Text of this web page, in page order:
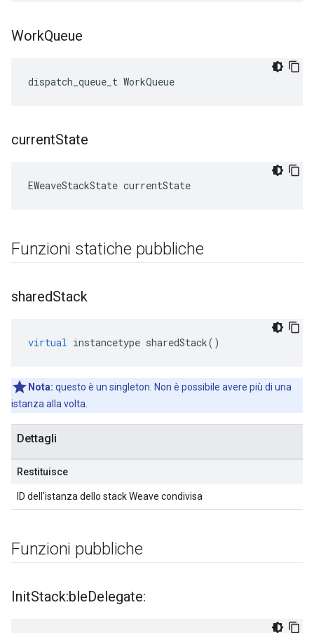
WorkQueue
dispatch_queue_t WorkQueue
currentState
EWeaveStackState currentState
Funzioni statiche pubbliche
sharedStack
virtual instancetype sharedStack()
Nota: questo è un singleton. Non è possibile avere più di una
istanza alla volta.
Dettagli
Restituisce
ID dell'istanza dello stack Weave condivisa
Funzioni pubbliche
InitStack:bleDelegate: